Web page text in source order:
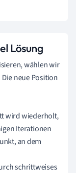
Lösung
wählen wir
Die neue Position
wird wiederholt,
Iterationen
an dem
schrittweises